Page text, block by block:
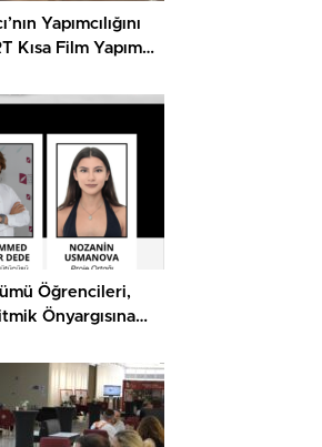
Yapımcılığını
Kısa Film Yapım
Öğrencileri,
Önyargısına